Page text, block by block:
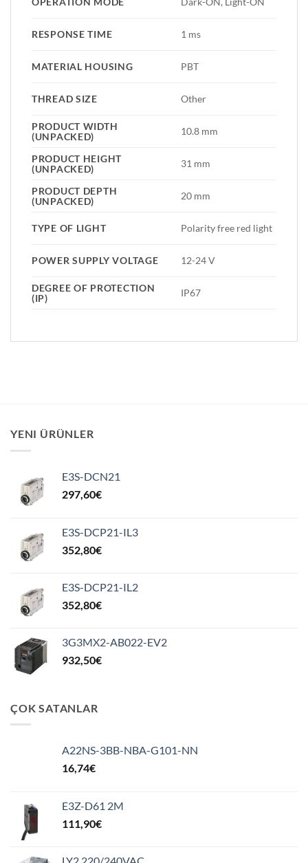
RESPONSE TIME 1 ms
MATERIAL HOUSING PBT
THREAD SIZE Other
PRODUCT WIDTH
(UNPACKED)
10.8 mm
PRODUCT HEIGHT
(UNPACKED)
31 mm
PRODUCT DEPTH
(UNPACKED)
20 mm
TYPE OF LIGHT Polarity free red light
POWER SUPPLY VOLTAGE 12-24 V
DEGREE OF PROTECTION
(IP)
IP67
YENI ÜRÜNLER
E3S-DCN21
297,60€
E3S-DCP21-IL3
352,80€
E3S-DCP21-IL2
352,80€
3G3MX2-AB022-EV2
932,50€
ÇOK SATANLAR
A22NS-3BB-NBA-G101-NN
16,74€
E3Z-D61 2M
111,90€